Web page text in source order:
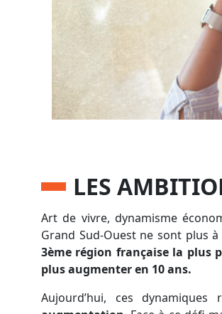
LES
Art de vivre, dynamisme
Grand Sud-Ouest ne sont plus
3ème région française la plus
plus augmenter en 10 ans.
Aujourd’hui, ces